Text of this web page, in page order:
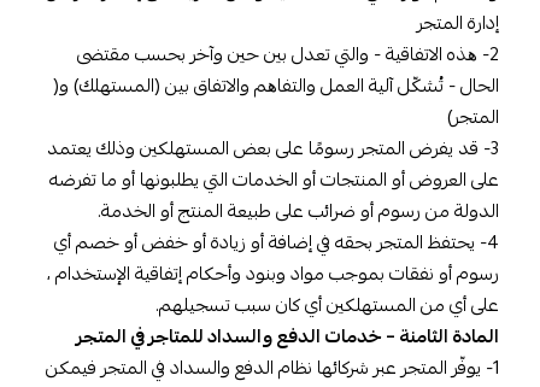
إدارة المتجر
2- ھذه الاتفاقية - والتي تعدل بين حين وآخر بحسب مقتضى
الحال - تُشكّل آلیة العمل والتفاھم والاتفاق بین (المستهلك) و(
المتجر)
3- قد يفرض المتجر رسومًا على بعض المستهلكين وذلك يعتمد
على العروض أو المنتجات أو الخدمات التي يطلبونها أو ما تفرضه
الدولة من رسوم أو ضرائب على طبيعة المنتج أو الخدمة.
4- يحتفظ المتجر بحقه في إضافة أو زيادة أو خفض أو خصم أي
رسوم أو نفقات بموجب مواد وبنود وأحكام إتفاقية الإستخدام ،
على أي من المستهلكين أي كان سبب تسجيلهم.
المادة الثامنة – خدمات الدفع والسداد للمتاجر في المتجر
1- يوفّر المتجر عبر شركائها نظام الدفع والسداد في المتجر فيمكن